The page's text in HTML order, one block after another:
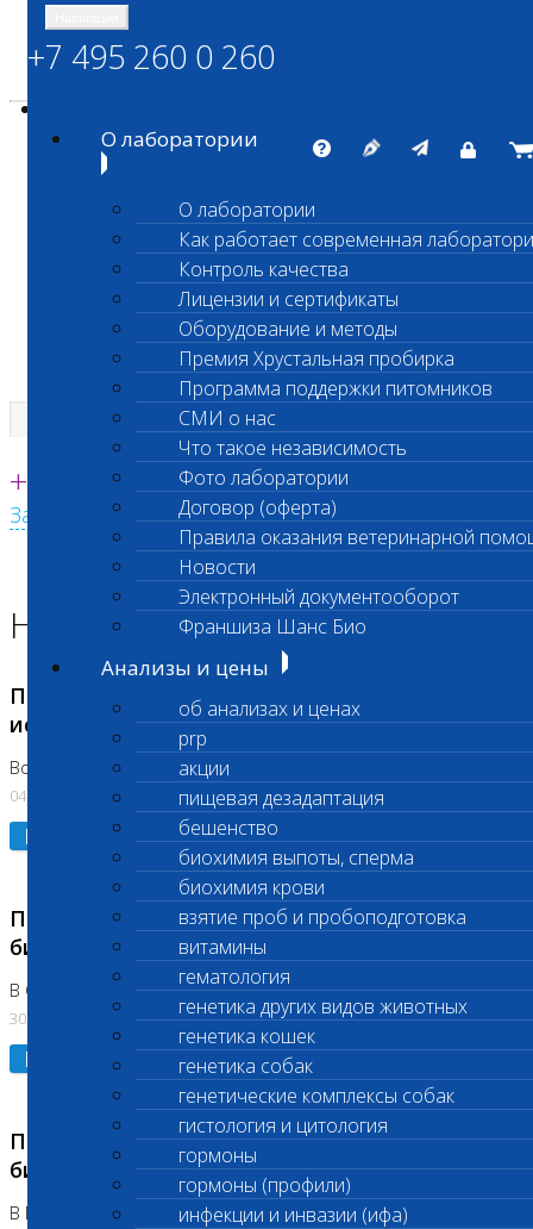
ШАНС БИО
Независимая ветеринарная лаборатория
Единая круглосуточная справочная
+7 495 260 0 260
Заказать звонок с сайта
+7 495 260 0 260
О лаборатории
О лаборатории
Как работает современная
Контроль качества
Лицензии и сертификаты
Оборудование и методы
Премия Хрустальная пробирка
Программа поддержки питомников
СМИ о нас
Что такое независимость
Фото лаборатории
Договор (оферта)
Правила оказания ветеринарной
Новости
Электронный документооборот
Франшиза Шанс Био
Анализы и цены
об анализах и ценах
prp
акции
пищевая дезадаптация
бешенство
биохимия выпоты, сперма
биохимия крови
взятие проб и пробоподготовка
витамины
гематология
генетика других видов животных
генетика кошек
генетика собак
генетические комплексы собак
гистология и цитология
гормоны
гормоны (профили)
инфекции и инвазии (ифа)
Главная страница
Новости лаборатории
Приостановка срочных биохимических
исследований
Во Владыкино
04.08.2026
Подробнее
Приостановлено выполнение срочных
биохимических исследований
В Сколково. Код (123,309,310)
30.07.2026
Подробнее
Приостановлено выполнение срочных
биохимических исследований
В Бутово 29.07.26